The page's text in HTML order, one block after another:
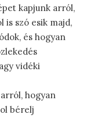
kapjunk arról,
is szó esik majd,
és hogyan
vidéki
hogyan
bérelj